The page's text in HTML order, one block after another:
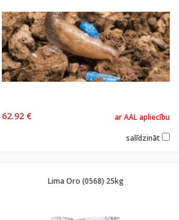
62.92 €
ar AAL apliecību
salīdzināt
Lima Oro (0568) 25kg